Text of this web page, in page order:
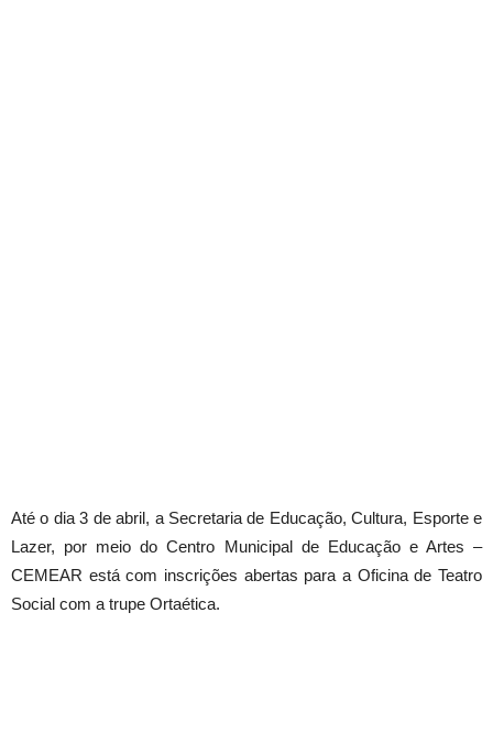
Até o dia 3 de abril, a Secretaria de Educação, Cultura, Esporte e
Lazer, por meio do Centro Municipal de Educação e Artes –
CEMEAR está com inscrições abertas para a Oficina de Teatro
Social com a trupe Ortaética.